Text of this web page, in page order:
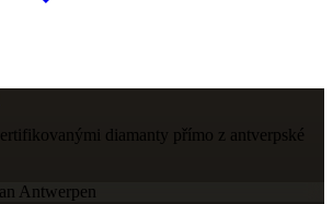
diamanty přímo z antverpské
Antwerpen